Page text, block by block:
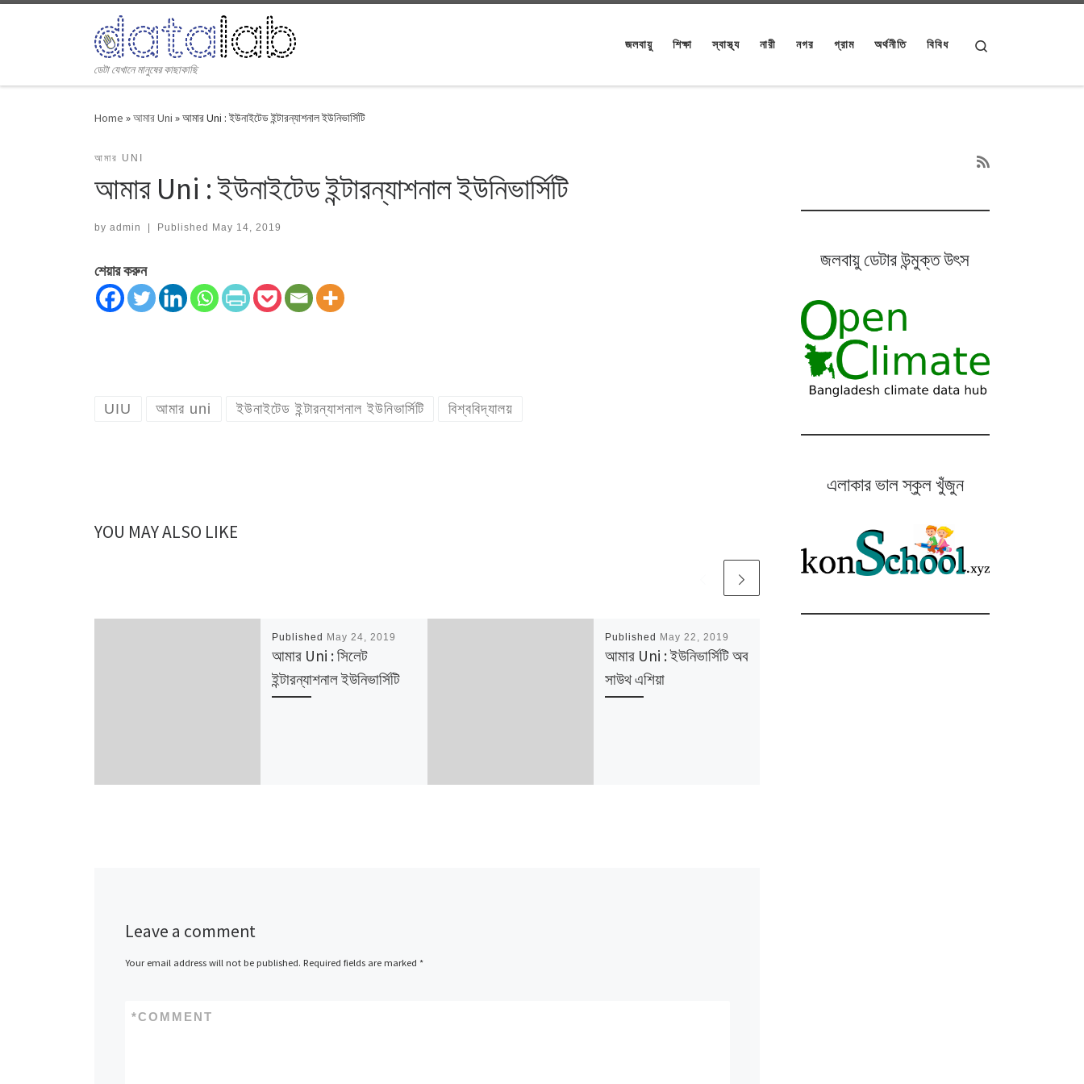
ডেটা যেখানে মানুষের কাছাকাছি
জলবায়ু শিক্ষা স্বাস্থ্য নারী নগর গ্রাম অর্থনীতি বিবিধ
Home »আমার Uni »আমার Uni : ইউনাইটেড ইন্টারন্যাশনাল ইউনিভার্সিটি
আমার UNI
আমার Uni : ইউনাইটেড ইন্টারন্যাশনাল ইউনিভার্সিটি
by admin | Published May 14, 2019
শেয়ার করুন
UIU আমার uni ইউনাইটেড ইন্টারন্যাশনাল ইউনিভার্সিটি বিশ্ববিদ্যালয়
YOU MAY ALSO LIKE
Published May 24, 2019
আমার Uni : সিলেট
ইন্টারন্যাশনাল ইউনিভার্সিটি
Published May 22, 2019
আমার Uni : ইউনিভার্সিটি অব
সাউথ এশিয়া
Leave a comment
Your email address will not be published. Required fields are marked *
COMMENT
*
জলবায়ু ডেটার উন্মুক্ত উৎস
এলাকার ভাল স্কুল খুঁজুন